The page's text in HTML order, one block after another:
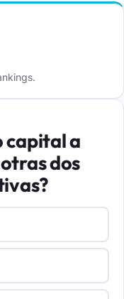
capital a
dos